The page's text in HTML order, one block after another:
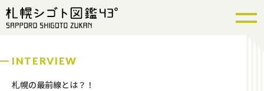
INTERVIEW
札幌の最前線とは？！